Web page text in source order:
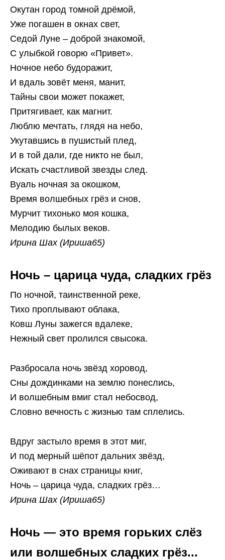
Окутан город томной дрёмой,
Уже погашен в окнах свет,
Седой Луне – доброй знакомой,
С улыбкой говорю «Привет».
Ночное небо будоражит,
И вдаль зовёт меня, манит,
Тайны свои может покажет,
Притягивает, как магнит.
Люблю мечтать, глядя на небо,
Укутавшись в пушистый плед,
И в той дали, где никто не был,
Искать счастливой звезды след.
Вуаль ночная за окошком,
Время волшебных грёз и снов,
Мурчит тихонько моя кошка,
Мелодию былых веков.
Ирина Шах (Ириша65)
Ночь – царица чуда, сладких грёз
По ночной, таинственной реке,
Тихо проплывают облака,
Ковш Луны зажегся вдалеке,
Нежный свет пролился свысока.
Разбросала ночь звёзд хоровод,
Сны дождинками на землю понеслись,
И волшебным вмиг стал небосвод,
Словно вечность с жизнью там сплелись.
Вдруг застыло время в этот миг,
И под мерный шёпот дальних звёзд,
Оживают в снах страницы книг,
Ночь – царица чуда, сладких грёз…
Ирина Шах (Ириша65)
Ночь — это время горьких слёз
или волшебных сладких грёз...